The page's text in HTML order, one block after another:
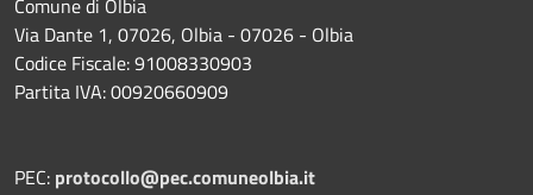
Comune di Olbia
Via Dante 1, 07026, Olbia - 07026 - Olbia
Codice Fiscale: 91008330903
Partita IVA: 00920660909
PEC: protocollo@pec.comuneolbia.it